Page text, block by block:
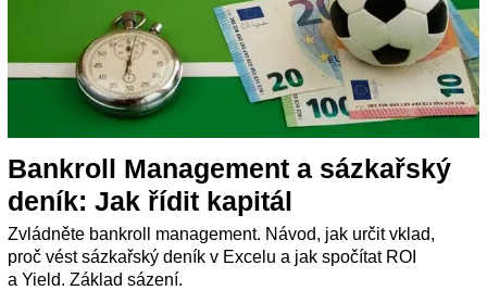
Bankroll Management a sázkařský
deník: Jak řídit kapitál
Zvládněte bankroll management. Návod, jak určit vklad,
proč vést sázkařský deník v Excelu a jak spočítat ROI
a Yield. Základ sázení.